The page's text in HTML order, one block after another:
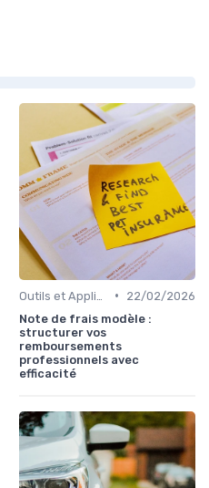
•
22/02/2026
Note de frais modèle :
structurer vos
remboursements
professionnels avec
efficacité